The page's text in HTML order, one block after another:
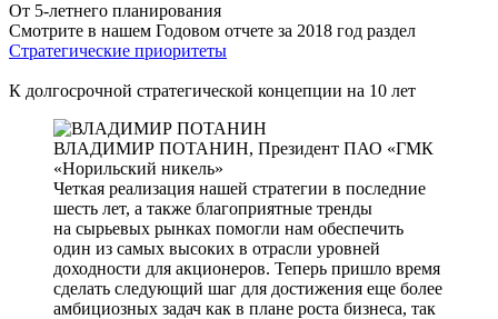
От 5-летнего планирования
Смотрите в нашем Годовом отчете за 2018 год раздел
Стратегические приоритеты
К долгосрочной стратегической концепции на 10 лет
ВЛАДИМИР ПОТАНИН, Президент ПАО «ГМК
«Норильский никель»
Четкая реализация нашей стратегии в последние
шесть лет, а также благоприятные тренды
на сырьевых рынках помогли нам обеспечить
один из самых высоких в отрасли уровней
доходности для акционеров. Теперь пришло время
сделать следующий шаг для достижения еще более
амбициозных задач как в плане роста бизнеса, так